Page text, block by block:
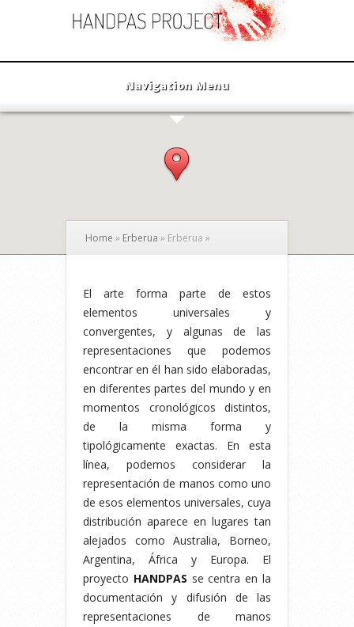
Navigation Menu
Home » Erberua » Erberua »
El arte forma parte de estos
elementos universales y
convergentes, y algunas de las
representaciones que podemos
encontrar en él han sido elaboradas,
en diferentes partes del mundo y en
momentos cronológicos distintos,
de la misma forma y
tipológicamente exactas. En esta
línea, podemos considerar la
representación de manos como uno
de esos elementos universales, cuya
distribución aparece en lugares tan
alejados como Australia, Borneo,
Argentina, África y Europa. El
proyecto HANDPAS se centra en la
documentación y difusión de las
representaciones de manos